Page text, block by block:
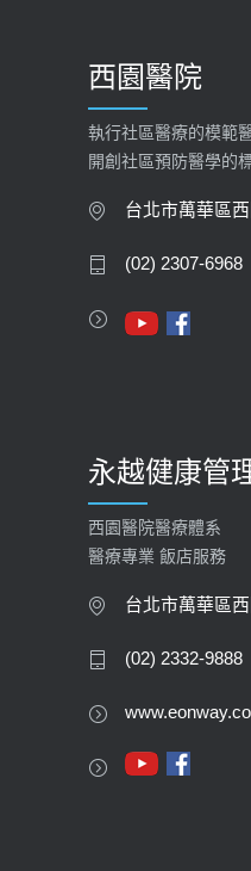
【快速肝癌篩檢
2026-02-06
大吃大喝、肥胖
膽息肉如何處理
2023-09-27
西園醫院
執行社區醫療的模範
開創社區預防醫學的
台北市萬華區
(02) 2307-6968
永越健康管
西園醫院醫療體系
醫療專業 飯店服務
台北市萬華區
(02) 2332-9888